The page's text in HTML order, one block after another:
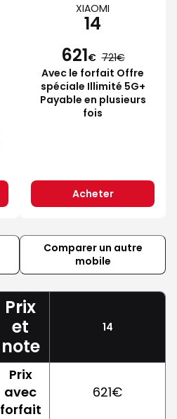
XIAOMI
14
621€ 721
Avec le forfait Offre
spéciale Illimité 5G+
Payable en plusieurs
fois
Acheter
Comparer un autre
mobile
Prix
et
note
14
Prix
avec
forfait
621€